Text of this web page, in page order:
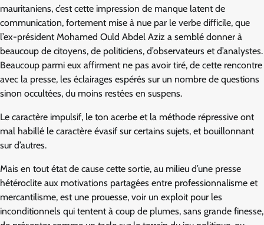
mauritaniens, c’est cette impression de manque latent de
communication, fortement mise à nue par le verbe difficile, que
l’ex-président Mohamed Ould Abdel Aziz a semblé donner à
beaucoup de citoyens, de politiciens, d’observateurs et d’analystes.
Beaucoup parmi eux affirment ne pas avoir tiré, de cette rencontre
avec la presse, les éclairages espérés sur un nombre de questions
sinon occultées, du moins restées en suspens.
Le caractère impulsif, le ton acerbe et la méthode répressive ont
mal habillé le caractère évasif sur certains sujets, et bouillonnant
sur d’autres.
Mais en tout état de cause cette sortie, au milieu d’une presse
hétéroclite aux motivations partagées entre professionnalisme et
mercantilisme, est une prouesse, voir un exploit pour les
inconditionnels qui tentent à coup de plumes, sans grande finesse,